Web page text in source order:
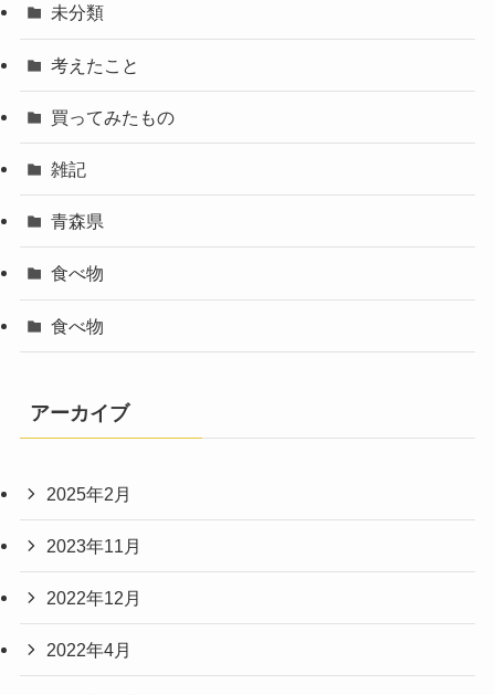
未分類
考えたこと
買ってみたもの
雑記
青森県
食べ物
食べ物
アーカイブ
2025年2月
2023年11月
2022年12月
2022年4月